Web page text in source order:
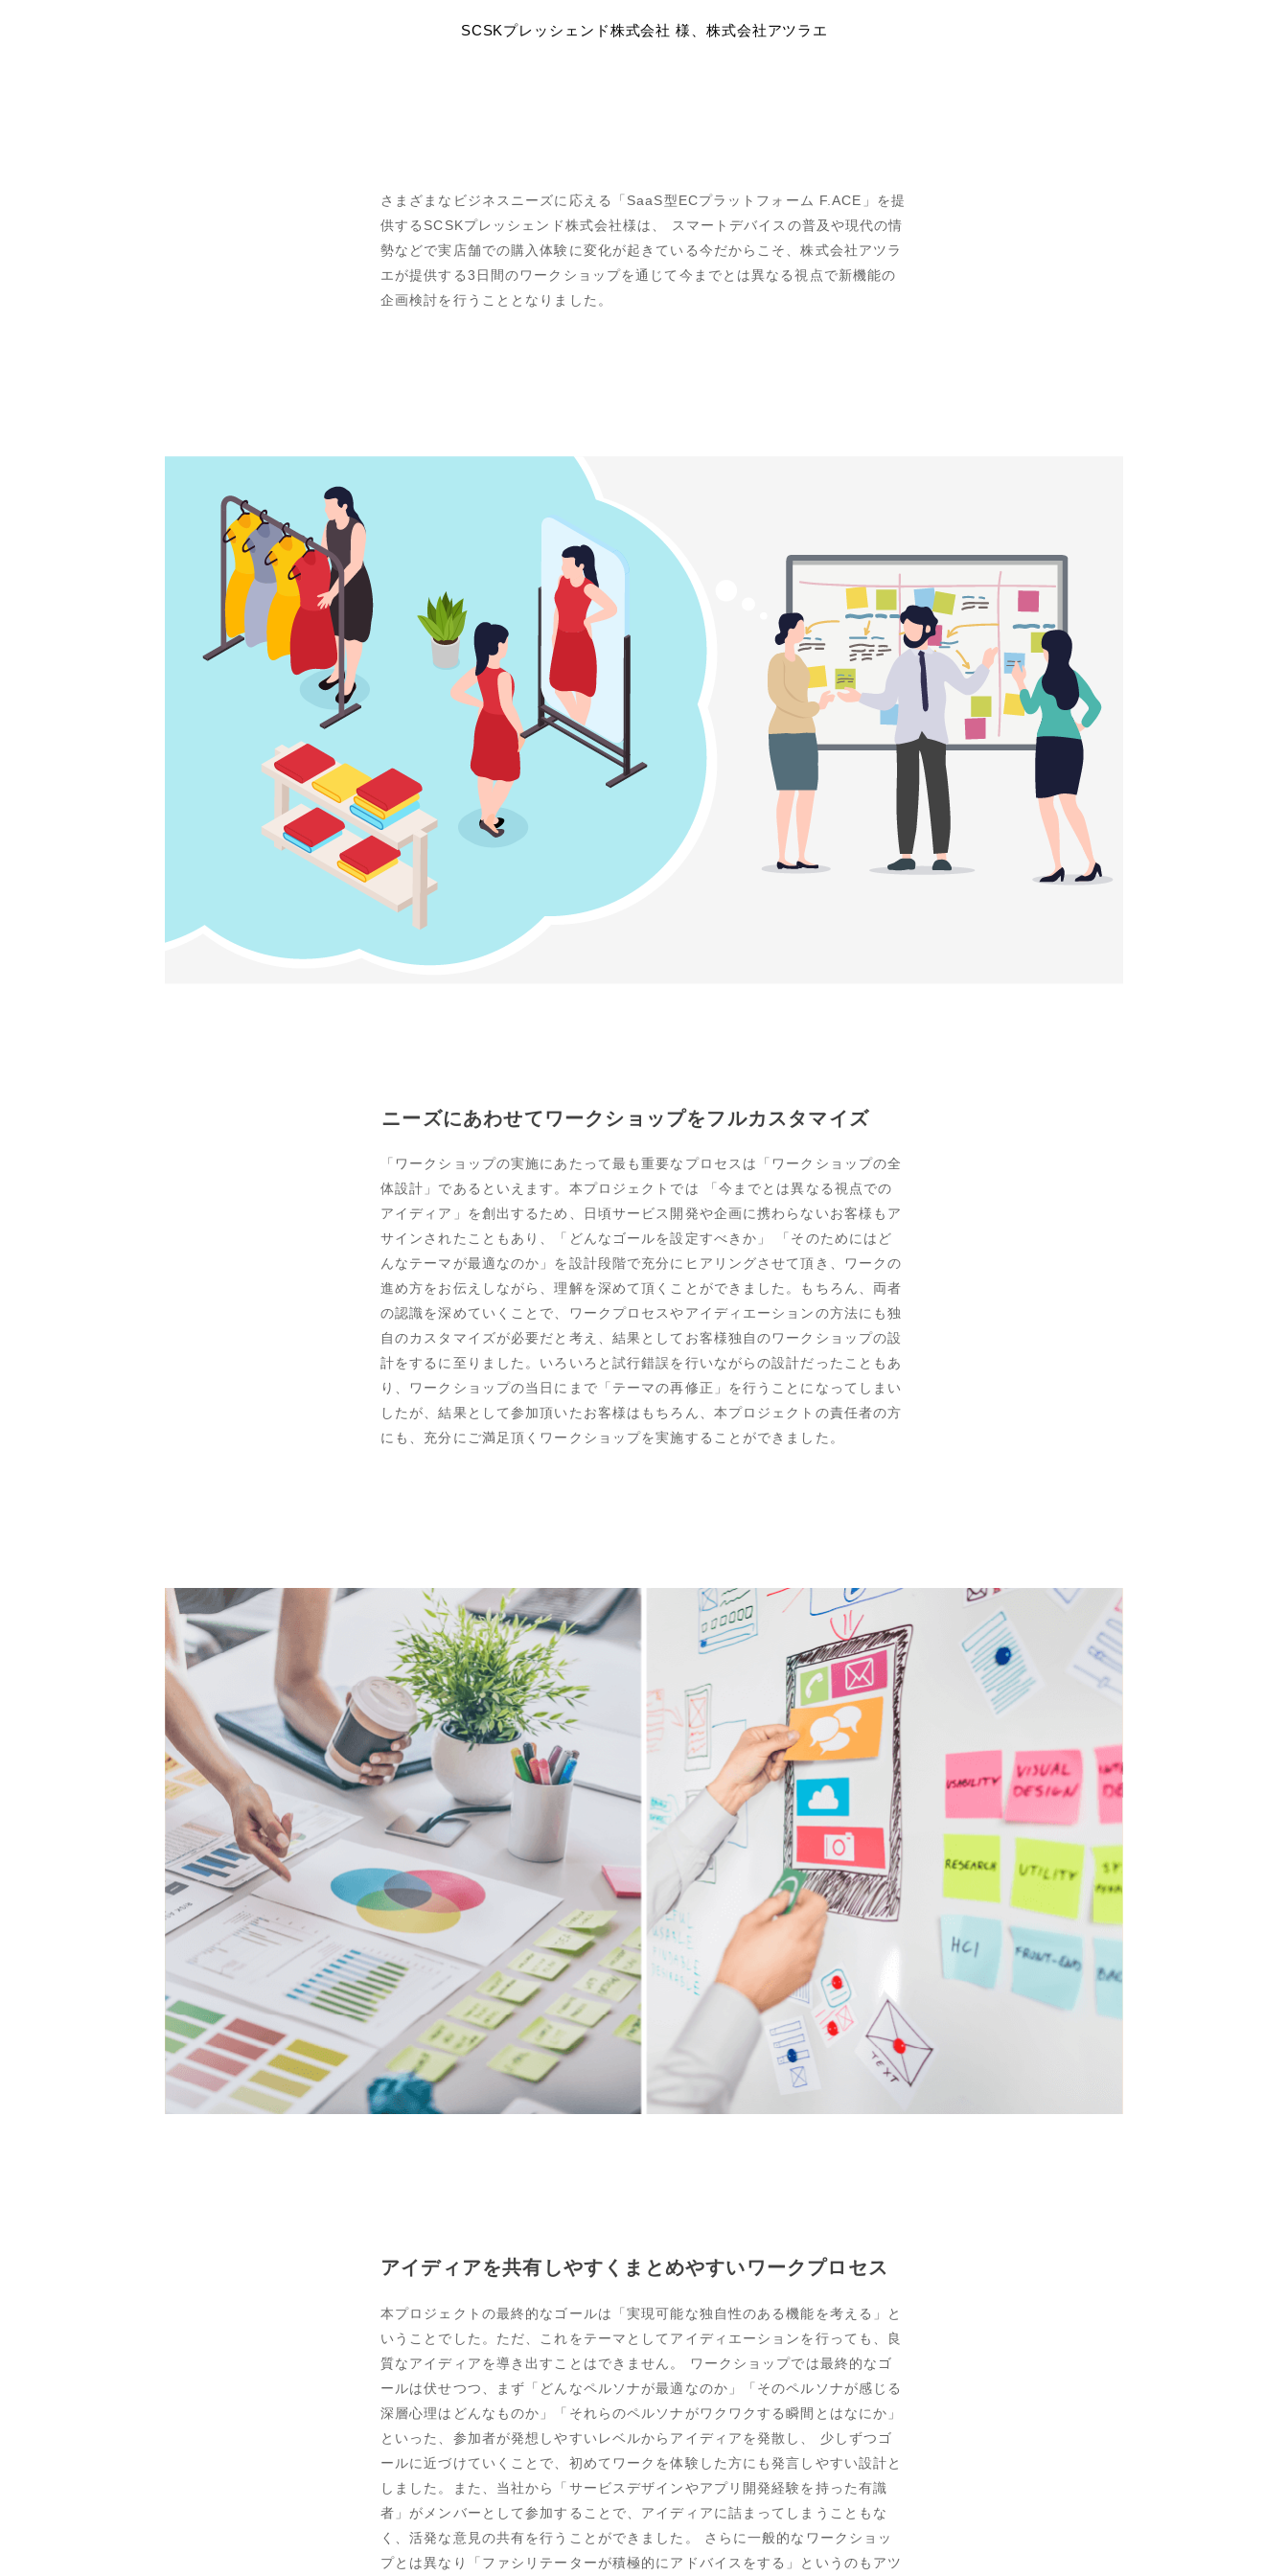
SCSKプレッシェンド株式会社 様、 株式会社アツラエ
さまざまなビジネスニーズに応える「SaaS型ECプラットフォーム F.ACE」を提
供するSCSKプレッシェンド株式会社様は、 スマートデバイスの普及や現代の情
勢などで実店舗での購入体験に変化が起きている今だからこそ、株式会社アツラ
エが提供する3日間のワークショップを通じて今までとは異なる視点で新機能の
企画検討を行うこととなりました。
ニーズにあわせてワークショップを フルカスタマイズ
「ワークショップの実施にあたって最も重要なプロセスは「ワークショップの全
体設計」であるといえます。本プロジェクトでは 「今までとは異なる視点での
アイディア」を創出するため、日頃サービス開発や企画に携わらないお客様もア
サインされたこともあり、「どんなゴールを設定すべきか」 「そのためにはど
んなテーマが最適なのか」を設計段階で充分にヒアリングさせて頂き、ワークの
進め方をお伝えしながら、理解を深めて頂くことができました。もちろん、両者
の認識を深めていくことで、ワークプロセスやアイディエーションの方法にも独
自のカスタマイズが必要だと考え、結果としてお客様独自のワークショップの設
計をするに至りました。いろいろと試行錯誤を行いながらの設計だったこともあ
り、ワークショップの当日にまで「テーマの再修正」を行うことになってしまい
したが、結果として参加頂いたお客様はもちろん、本プロジェクトの責任者の方
にも、充分にご満足頂くワークショップを実施することができました。
アイディアを共有しやすくまとめやすい ワークプロセス
本プロジェクトの最終的なゴールは「実現可能な独自性のある機能を考える」と
いうことでした。ただ、これをテーマとしてアイディエーションを行っても、良
質なアイディアを導き出すことはできません。 ワークショップでは最終的なゴ
ールは伏せつつ、まず「どんなペルソナが最適なのか」「そのペルソナが感じる
深層心理はどんなものか」「それらのペルソナがワクワクする瞬間とはなにか」
といった、参加者が発想しやすいレベルからアイディアを発散し、 少しずつゴ
ールに近づけていくことで、初めてワークを体験した方にも発言しやすい設計と
しました。また、当社から「サービスデザインやアプリ開発経験を持った有識
者」がメンバーとして参加することで、アイディアに詰まってしまうこともな
く、活発な意見の共有を行うことができました。 さらに一般的なワークショッ
プとは異なり「ファシリテーターが積極的にアドバイスをする」というのもアツ